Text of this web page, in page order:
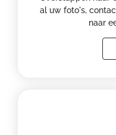
al uw foto's,
naar